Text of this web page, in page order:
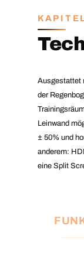
Ausgestattet
der
Leinwand
± 50% und
anderem:
eine Split